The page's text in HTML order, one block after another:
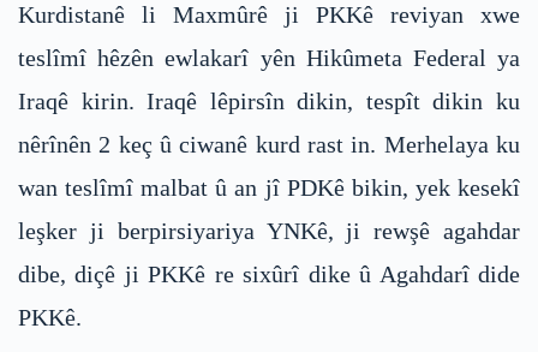
Kurdistanê li Maxmûrê ji PKKê reviyan xwe
teslîmî hêzên ewlakarî yên Hikûmeta Federal ya
Iraqê kirin. Iraqê lêpirsîn dikin, tespît dikin ku
nêrînên 2 keç û ciwanê kurd rast in. Merhelaya ku
wan teslîmî malbat û an jî PDKê bikin, yek kesekî
leşker ji berpirsiyariya YNKê, ji rewşê agahdar
dibe, diçê ji PKKê re sixûrî dike û Agahdarî dide
PKKê.